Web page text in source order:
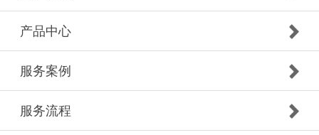
产品中心
服务案例
服务流程